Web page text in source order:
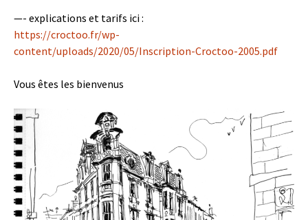
—- explications et tarifs ici :
https://croctoo.fr/wp-
content/uploads/2020/05/Inscription-Croctoo-2005.pdf
Vous êtes les bienvenus